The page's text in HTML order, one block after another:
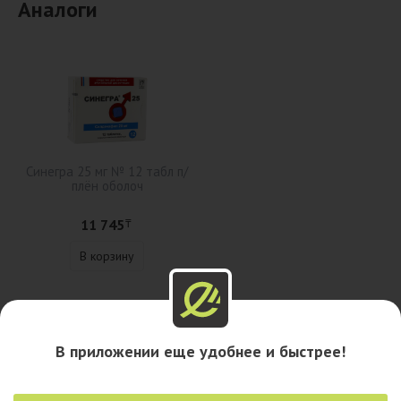
Аналоги
11 745₸
В корзину
В приложении еще удобнее и быстрее!